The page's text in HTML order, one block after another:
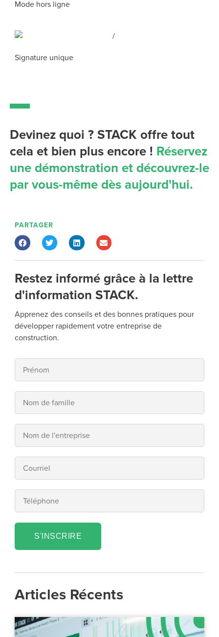
Mode hors ligne
Signature unique
Devinez quoi ? STACK offre tout
cela et bien plus encore ! Réservez
une démonstration et découvrez-le
par vous-même dès aujourd'hui.
PARTAGER
Restez informé grâce à la lettre
d'information STACK.
Apprenez des conseils et des bonnes pratiques pour
développer rapidement votre entreprise de
construction.
S'INSCRIRE
Articles Récents